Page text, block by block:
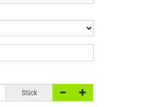
Stück